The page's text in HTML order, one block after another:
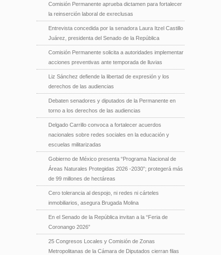
Comisión Permanente aprueba dictamen para fortalecer
la reinserción laboral de exreclusas
Entrevista concedida por la senadora Laura Itzel Castillo
Juárez, presidenta del Senado de la República
Comisión Permanente solicita a autoridades implementar
acciones preventivas ante temporada de lluvias
Liz Sánchez defiende la libertad de expresión y los
derechos de las audiencias
Debaten senadores y diputados de la Permanente en
torno a los derechos de las audiencias
Delgado Carrillo convoca a fortalecer acuerdos
nacionales sobre redes sociales en la educación y
escuelas militarizadas
Gobierno de México presenta “Programa Nacional de
Áreas Naturales Protegidas 2026 -2030”; protegerá más
de 99 millones de hectáreas
Cero tolerancia al despojo, ni redes ni cárteles
inmobiliarios, asegura Brugada Molina
En el Senado de la República invitan a la “Feria de
Coronango 2026”
25 Congresos Locales y Comisión de Zonas
Metropolitanas de la Cámara de Diputados cierran filas